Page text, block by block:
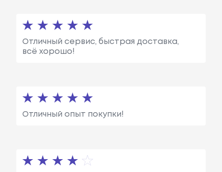
Отличный сервис, быстрая доставка,
всё хорошо!
Отличный опыт покупки!